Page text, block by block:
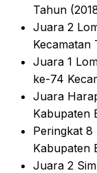
Tahun
Juara 2
Kecamatan
Juara 1
ke-74
Juara
Kabupaten
Peringkat 8
Kabupaten
Juara 2